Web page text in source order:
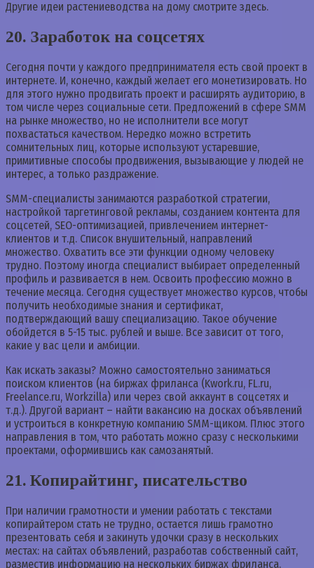
Другие идеи растениеводства на дому смотрите здесь.
20. Заработок на соцсетях
Сегодня почти у каждого предпринимателя есть свой проект в
интернете. И, конечно, каждый желает его монетизировать. Но
для этого нужно продвигать проект и расширять аудиторию, в
том числе через социальные сети. Предложений в сфере SMM
на рынке множество, но не исполнители все могут
похвастаться качеством. Нередко можно встретить
сомнительных лиц, которые используют устаревшие,
примитивные способы продвижения, вызывающие у людей не
интерес, а только раздражение.
SMM-специалисты занимаются разработкой стратегии,
настройкой таргетинговой рекламы, созданием контента для
соцсетей, SEO-оптимизацией, привлечением интернет-
клиентов и т.д. Список внушительный, направлений
множество. Охватить все эти функции одному человеку
трудно. Поэтому иногда специалист выбирает определенный
профиль и развивается в нем. Освоить профессию можно в
течение месяца. Сегодня существует множество курсов, чтобы
получить необходимые знания и сертификат,
подтверждающий вашу специализацию. Такое обучение
обойдется в 5-15 тыс. рублей и выше. Все зависит от того,
какие у вас цели и амбиции.
Как искать заказы? Можно самостоятельно заниматься
поиском клиентов (на биржах фриланса (Kwork.ru, FL.ru,
Freelance.ru, Workzilla) или через свой аккаунт в соцсетях и
т.д.). Другой вариант – найти вакансию на досках объявлений
и устроиться в конкретную компанию SMM-щиком. Плюс этого
направления в том, что работать можно сразу с несколькими
проектами, оформившись как самозанятый.
21. Копирайтинг, писательство
При наличии грамотности и умении работать с текстами
копирайтером стать не трудно, остается лишь грамотно
презентовать себя и закинуть удочки сразу в нескольких
местах: на сайтах объявлений, разработав собственный сайт,
разместив информацию на нескольких биржах фриланса.